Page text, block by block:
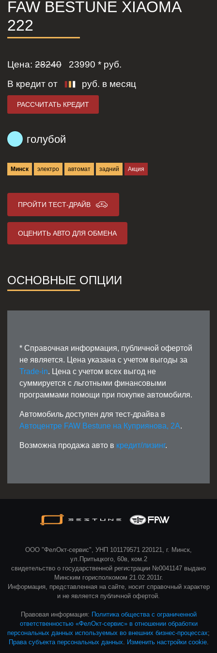
FAW BESTUNE XIAOMA
222
Цена: 28240 23990 * руб.
В кредит от
руб. в месяц
РАССЧИТАТЬ КРЕДИТ
голубой
Минск электро автомат задний Акция
ПРОЙТИ ТЕСТ-ДРАЙВ
ОЦЕНИТЬ АВТО ДЛЯ ОБМЕНА
ОСНОВНЫЕ ОПЦИИ
* Справочная информация, публичной офертой
не является. Цена указана с учетом выгоды за
Trade-in. Цена с учетом всех выгод не
суммируется с льготными финансовыми
программами помощи при покупке автомобиля.
Автомобиль доступен для тест-драйва в
Автоцентре FAW Bestune на Куприянова, 2А.
Возможна продажа авто в кредит/лизинг.
ООО "ФелОкт-сервис", УНП 101179571 220121, г. Минск,
ул.Притыцкого, 60в, ком.2
свидетельство о государственной регистрации №0041147 выдано
Минским горисполкомом 21.02.2011г.
Информация, представленная на сайте, носит справочный характер
и не является публичной офертой.
Правовая информация: Политика общества с ограниченной
ответственностью «ФелОкт-сервис» в отношении обработки
персональных данных используемых во внешних бизнес-процессах;
Права субъекта персональных данных. Изменить настройки cookie.